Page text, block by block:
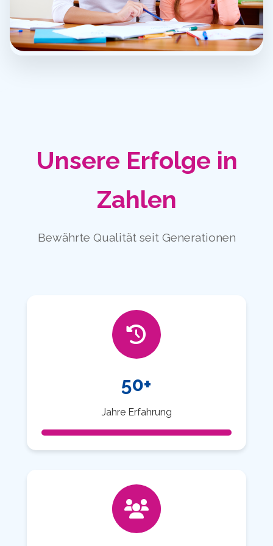
Unsere Erfolge in
Zahlen
Bewährte Qualität seit Generationen
50+
Jahre Erfahrung